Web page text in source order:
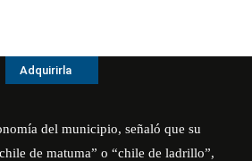
Adquirirla
del municipio, señaló que su
de matuma” o “chile de ladrillo”,